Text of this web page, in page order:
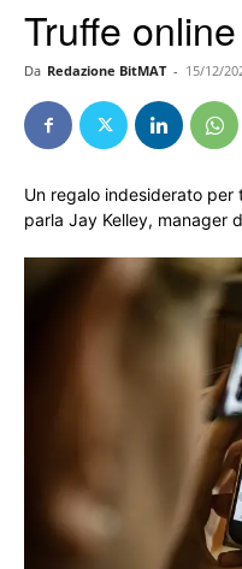
Truffe
Da Redazione BitMAT - 15/12/
Un regalo indesiderato per
parla Jay Kelley, manager